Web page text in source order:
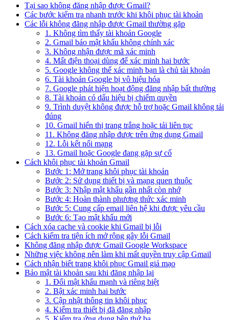
Tại sao không đăng nhập được Gmail?
Các bước kiểm tra nhanh trước khi khôi phục tài khoản
Các lỗi không đăng nhập được Gmail thường gặp
1. Không tìm thấy tài khoản Google
2. Gmail báo mật khẩu không chính xác
3. Không nhận được mã xác minh
4. Mất điện thoại dùng để xác minh hai bước
5. Google không thể xác minh bạn là chủ tài khoản
6. Tài khoản Google bị vô hiệu hóa
7. Google phát hiện hoạt động đăng nhập bất thường
8. Tài khoản có dấu hiệu bị chiếm quyền
9. Trình duyệt không được hỗ trợ hoặc Gmail không tải
đúng
10. Gmail hiển thị trang trắng hoặc tải liên tục
11. Không đăng nhập được trên ứng dụng Gmail
12. Lỗi kết nối mạng
13. Gmail hoặc Google đang gặp sự cố
Cách khôi phục tài khoản Gmail
Bước 1: Mở trang khôi phục tài khoản
Bước 2: Sử dụng thiết bị và mạng quen thuộc
Bước 3: Nhập mật khẩu gần nhất còn nhớ
Bước 4: Hoàn thành phương thức xác minh
Bước 5: Cung cấp email liên hệ khi được yêu cầu
Bước 6: Tạo mật khẩu mới
Cách xóa cache và cookie khi Gmail bị lỗi
Cách kiểm tra tiện ích mở rộng gây lỗi Gmail
Không đăng nhập được Gmail Google Workspace
Những việc không nên làm khi mất quyền truy cập Gmail
Cách nhận biết trang khôi phục Gmail giả mạo
Bảo mật tài khoản sau khi đăng nhập lại
1. Đổi mật khẩu mạnh và riêng biệt
2. Bật xác minh hai bước
3. Cập nhật thông tin khôi phục
4. Kiểm tra thiết bị đã đăng nhập